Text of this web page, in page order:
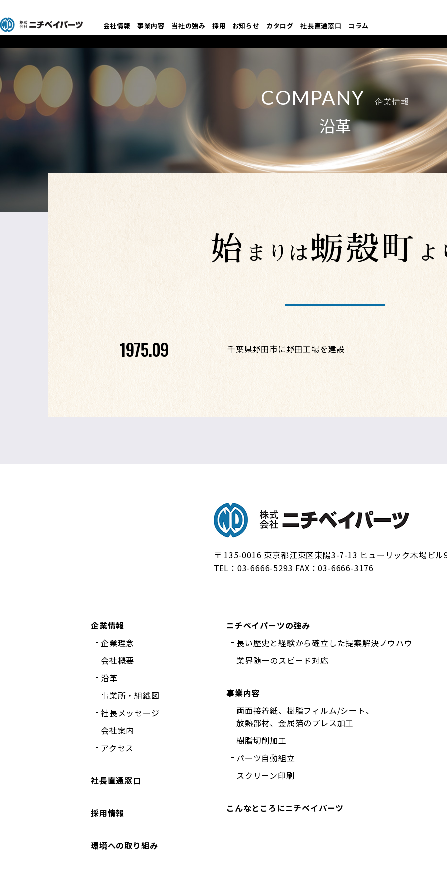
会社情報 事業内容 当社の強み 採用 お知らせ カタログ 社長直通窓口 コラム
COMPANY 企業情報
沿革
始 まりは蛎殻町 よ
1975.09 千葉県野田市に野田工場を建設
〒 135-0016 東京都江東区東陽3-7-13 ヒューリック木場ビル
TEL： 03-6666-5293 FAX：03-6666-3176
企業情報
企業理念
会社概要
沿革
事業所・組織図
社長メッセージ
会社案内
アクセス
社長直通窓口
採用情報
環境への取り組み
ニチベイパーツの強み
長い歴史と経験から確立した提案解決ノウハウ
業界随一のスピード対応
事業内容
両面接着紙、樹脂フィルム/シート、
放熱部材、金属箔のプレス加工
樹脂切削加工
パーツ自動組立
スクリーン印刷
こんなところにニチベイパーツ